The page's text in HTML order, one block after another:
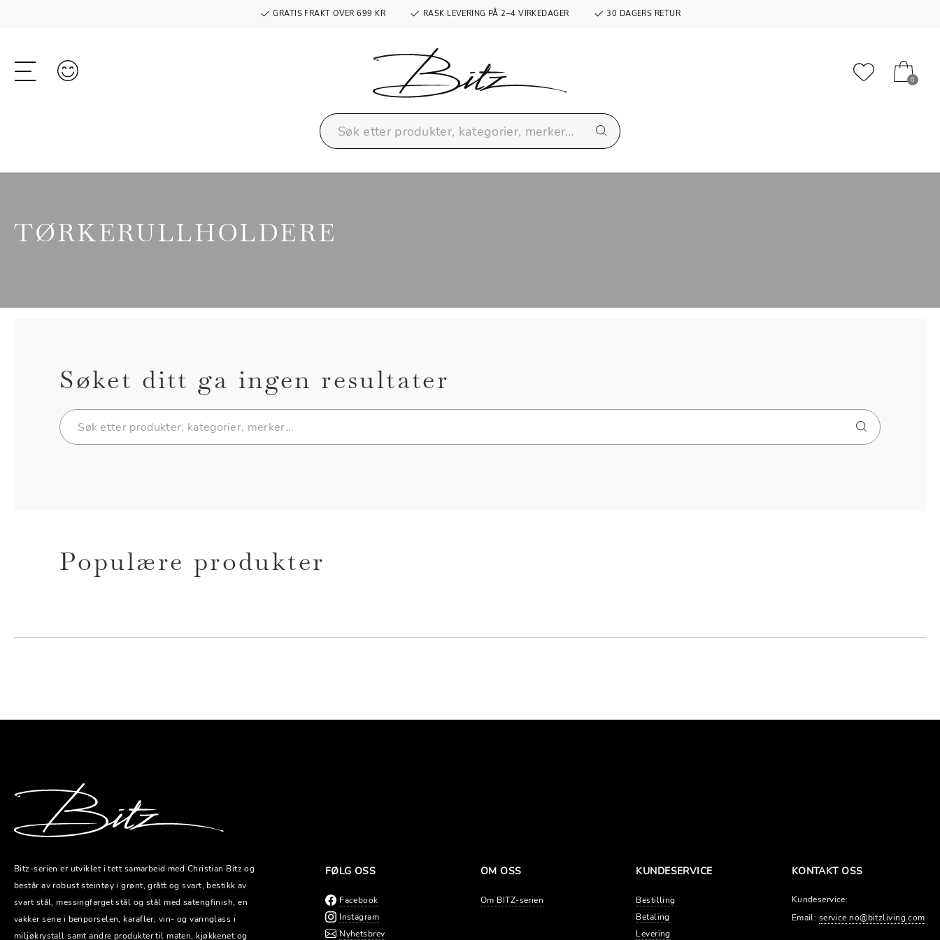
GRATIS FRAKT OVER 699 KR RASK LEVERING PÅ 2–4 VIRKEDAGER 30 DAGERS RETUR
0
TØRKERULLHOLDERE
Søket ditt ga ingen resultater
Populære produkter
Bitz-serien er utviklet i tett samarbeid med Christian Bitz og
består av robust steintøy i grønt, grått og svart, bestikk av
svart stål, messingfarget stål og stål med satengfinish, en
vakker serie i benporselen, karafler, vin- og vannglass i
miljøkrystall samt andre produkter til maten, kjøkkenet og
FØLG OSS
Facebook
Instagram
Nyhetsbrev
OM OSS
Om BITZ-serien
KUNDESERVICE
Bestilling
Betaling
Levering
KONTAKT OSS
Kundeservice:
Email: service.no@bitzliving.com